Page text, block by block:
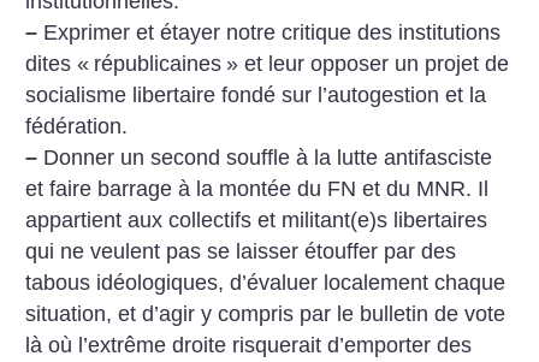
– Exprimer et étayer notre critique des institutions
dites « républicaines » et leur opposer un projet de
socialisme libertaire fondé sur l’autogestion et la
fédération.
– Donner un second souffle à la lutte antifasciste
et faire barrage à la montée du FN et du MNR. Il
appartient aux collectifs et militant(e)s libertaires
qui ne veulent pas se laisser étouffer par des
tabous idéologiques, d’évaluer localement chaque
situation, et d’agir y compris par le bulletin de vote
là où l’extrême droite risquerait d’emporter des